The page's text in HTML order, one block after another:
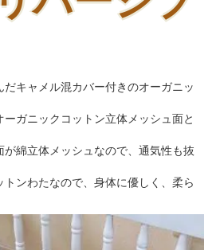
キャメル混カバー付きのオーガニッ
ガニックコットン立体メッシュ面と
綿立体メッシュなので、通気性も抜
ンわたなので、身体に優しく、柔ら